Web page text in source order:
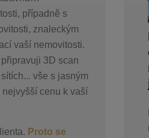
případně s
znaleckým
vaší nemovitosti.
3D scan
vše s jasným
cenu k vaší
Proto se